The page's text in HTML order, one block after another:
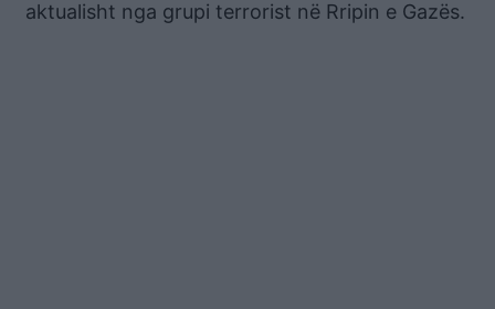
aktualisht nga grupi terrorist në Rripin e Gazës.